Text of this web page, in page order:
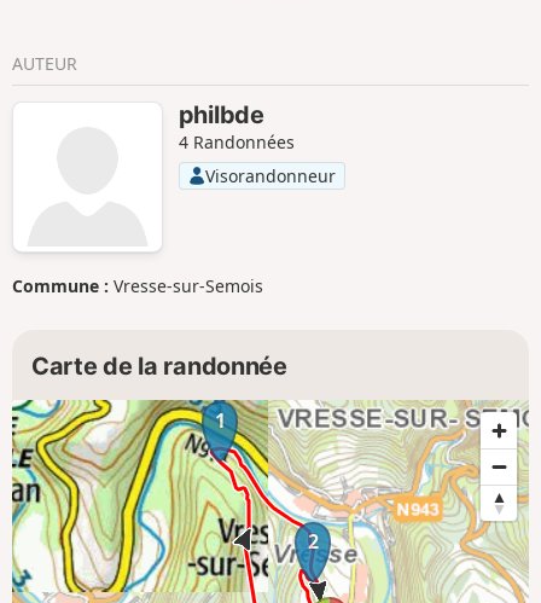
AUTEUR
philbde
4 Randonnées
Visorandonneur
Commune : Vresse-sur-Semois
Carte de la randonnée
1
2